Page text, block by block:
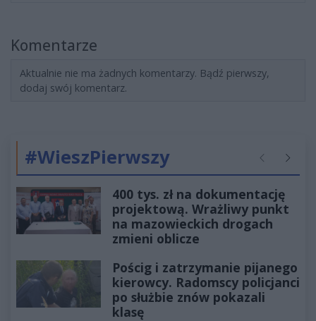
Komentarze
Aktualnie nie ma żadnych komentarzy. Bądź pierwszy,
dodaj swój komentarz.
#WieszPierwszy Poprzednie
400 tys. zł na dokumentację
projektową. Wrażliwy punkt
na mazowieckich drogach
zmieni oblicze
Pościg i zatrzymanie pijanego
kierowcy. Radomscy policjanci
po służbie znów pokazali
klasę